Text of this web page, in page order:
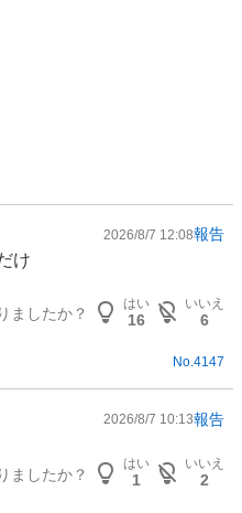
2026/8/7 12:08報告
け
ましたか？
はい
16
いいえ
6
No.4147
2026/8/7 10:13報告
ましたか？
はい
1
いいえ
2